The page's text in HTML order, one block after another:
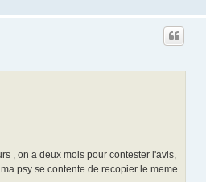
, on a deux mois pour contester l'avis,
psy se contente de recopier le meme